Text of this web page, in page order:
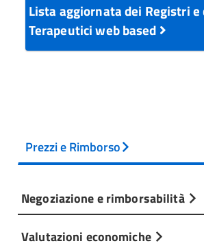
Lista aggiornata dei Registri e
Terapeutici web based
Prezzi e Rimborso
Negoziazione e rimborsabilità
Valutazioni economiche